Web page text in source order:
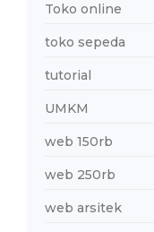
Toko online
toko sepeda
tutorial
UMKM
web 150rb
web 250rb
web arsitek